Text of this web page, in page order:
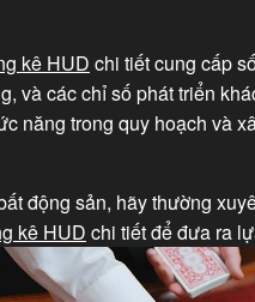
kê HUD chi tiết cung cấp
và các chỉ số phát triển
năng trong quy hoạch và
động sản, hãy thường
kê HUD chi tiết để đưa ra